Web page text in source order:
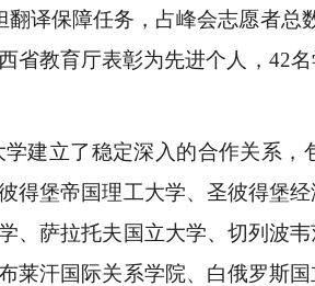
译保障任务，占峰会志愿者总
省教育厅表彰为先进个人，42
建立了稳定深入的合作关系，
得堡帝国理工大学、圣彼得堡
、萨拉托夫国立大学、切列波
莱汗国际关系学院、白俄罗斯